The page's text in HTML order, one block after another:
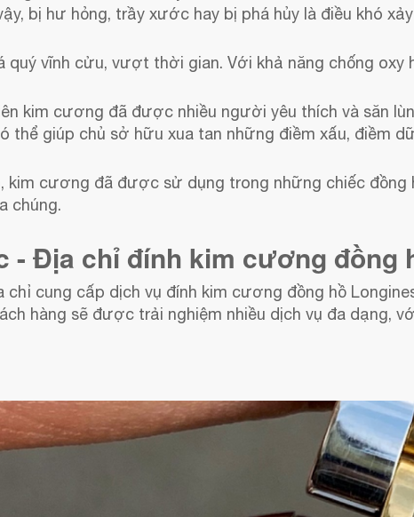
bị hư hỏng, trầy xước hay bị phá hủy là điều khó xảy
quý vĩnh cửu, vượt thời gian. Với khả năng chống oxy
kim cương đã được nhiều người yêu thích và săn
thể giúp chủ sở hữu xua tan những điềm xấu, điềm
kim cương đã được sử dụng trong những chiếc đồng
chúng.
- Địa chỉ đính kim cương đồng
cung cấp dịch vụ đính kim cương đồng hồ
hàng sẽ được trải nghiệm nhiều dịch vụ đa dạng,